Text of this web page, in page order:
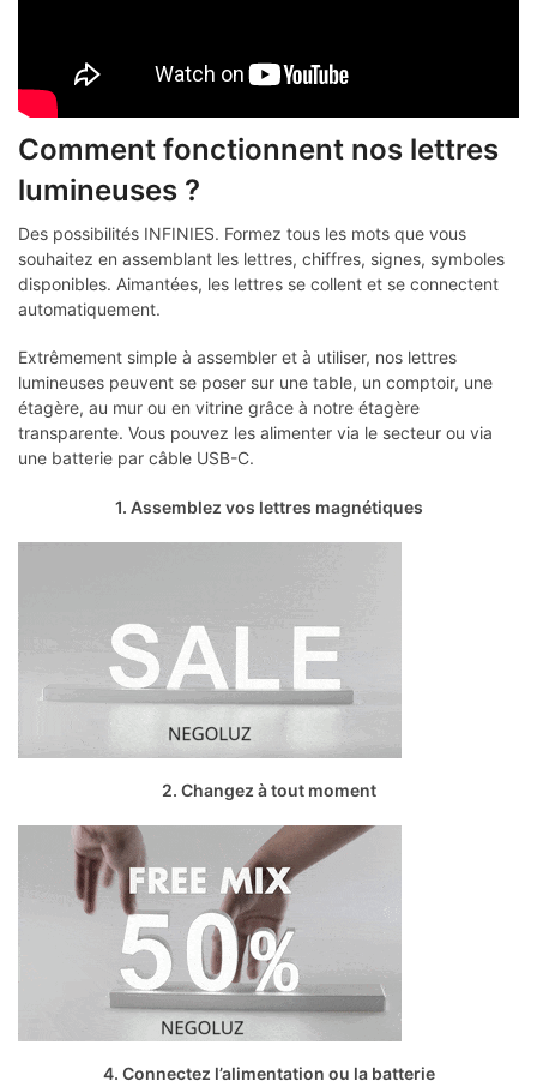
Comment fonctionnent nos lettres
lumineuses ?
Des possibilités INFINIES. Formez tous les mots que vous
souhaitez en assemblant les lettres, chiffres, signes, symboles
disponibles. Aimantées, les lettres se collent et se connectent
automatiquement.
Extrêmement simple à assembler et à utiliser, nos lettres
lumineuses peuvent se poser sur une table, un comptoir, une
étagère, au mur ou en vitrine grâce à notre étagère
transparente. Vous pouvez les alimenter via le secteur ou via
une batterie par câble USB-C.
1. Assemblez vos lettres magnétiques
2. Changez à tout moment
4. Connectez l’alimentation ou la batterie